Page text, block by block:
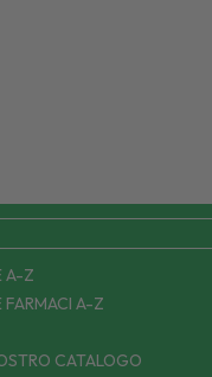
A-Z
FARMACI A-Z
CATALOGO